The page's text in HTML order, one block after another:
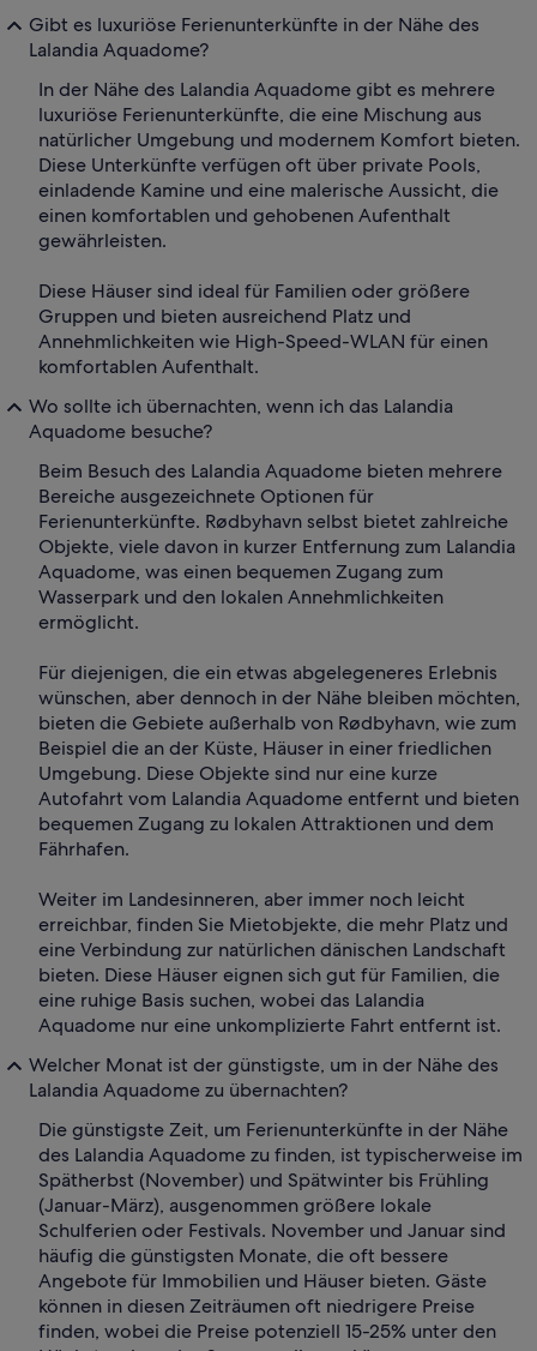
Gibt es luxuriöse Ferienunterkünfte in der Nähe des
Lalandia Aquadome?
In der Nähe des Lalandia Aquadome gibt es mehrere
luxuriöse Ferienunterkünfte, die eine Mischung aus
natürlicher Umgebung und modernem Komfort bieten.
Diese Unterkünfte verfügen oft über private Pools,
einladende Kamine und eine malerische Aussicht, die
einen komfortablen und gehobenen Aufenthalt
gewährleisten.
Diese Häuser sind ideal für Familien oder größere
Gruppen und bieten ausreichend Platz und
Annehmlichkeiten wie High-Speed-WLAN für einen
komfortablen Aufenthalt.
Wo sollte ich übernachten, wenn ich das Lalandia
Aquadome besuche?
Beim Besuch des Lalandia Aquadome bieten mehrere
Bereiche ausgezeichnete Optionen für
Ferienunterkünfte. Rødbyhavn selbst bietet zahlreiche
Objekte, viele davon in kurzer Entfernung zum Lalandia
Aquadome, was einen bequemen Zugang zum
Wasserpark und den lokalen Annehmlichkeiten
ermöglicht.
Für diejenigen, die ein etwas abgelegeneres Erlebnis
wünschen, aber dennoch in der Nähe bleiben möchten,
bieten die Gebiete außerhalb von Rødbyhavn, wie zum
Beispiel die an der Küste, Häuser in einer friedlichen
Umgebung. Diese Objekte sind nur eine kurze
Autofahrt vom Lalandia Aquadome entfernt und bieten
bequemen Zugang zu lokalen Attraktionen und dem
Fährhafen.
Weiter im Landesinneren, aber immer noch leicht
erreichbar, finden Sie Mietobjekte, die mehr Platz und
eine Verbindung zur natürlichen dänischen Landschaft
bieten. Diese Häuser eignen sich gut für Familien, die
eine ruhige Basis suchen, wobei das Lalandia
Aquadome nur eine unkomplizierte Fahrt entfernt ist.
Welcher Monat ist der günstigste, um in der Nähe des
Lalandia Aquadome zu übernachten?
Die günstigste Zeit, um Ferienunterkünfte in der Nähe
des Lalandia Aquadome zu finden, ist typischerweise im
Spätherbst (November) und Spätwinter bis Frühling
(Januar-März), ausgenommen größere lokale
Schulferien oder Festivals. November und Januar sind
häufig die günstigsten Monate, die oft bessere
Angebote für Immobilien und Häuser bieten. Gäste
können in diesen Zeiträumen oft niedrigere Preise
finden, wobei die Preise potenziell 15-25% unter den